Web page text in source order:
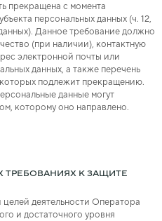
прекращена с момента
персональных данных (ч. 12,
Данное требование должно
(при наличии), контактную
электронной почты или
данных, а также перечень
подлежит прекращению.
данные могут
которому оно направлено.
ТРЕБОВАНИЯХ К ЗАЩИТЕ
деятельности Оператора
и достаточного уровня